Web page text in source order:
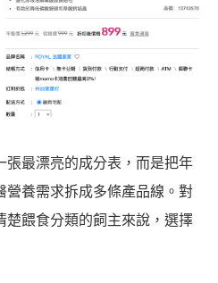
張最漂亮的成分表，而是把年
養需求拆成多條產品線。對
楚餵食分類的飼主來說，選擇